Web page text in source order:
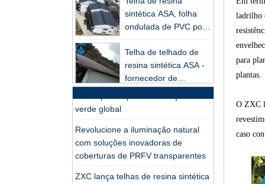
certificação CE
sintética ASA, folha
ondulada de PVC por
atacado
Telha de telhado de
resina sintética ASA -
fornecedor de
telhados à prova de
sintética PVC ASA
Fábrica profissional de
telhas de resina
ZXC lança sistema de calhas de
PVC de alto desempenho – solução
resistente à corrosão, duradoura e
econômica para necessidades
modernas de drenagem
ZXC lança telhas de PVC de alto
verde global
Revolucione a iluminação natural
com soluções inovadoras de
coberturas de PRFV transparentes
ZXC lança telhas de resina sintética
ladrilho
para
plantas.
O ZXC
caso